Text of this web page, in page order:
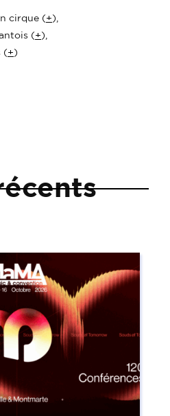
cirque (+),
(+),
(+)